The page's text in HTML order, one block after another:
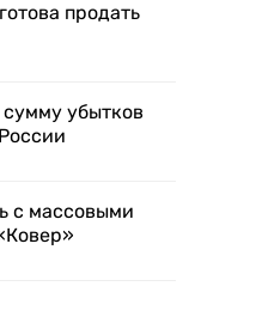
продать
убытков
с массовыми